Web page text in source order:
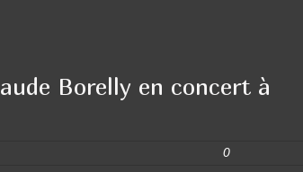
Borelly en concert à
0